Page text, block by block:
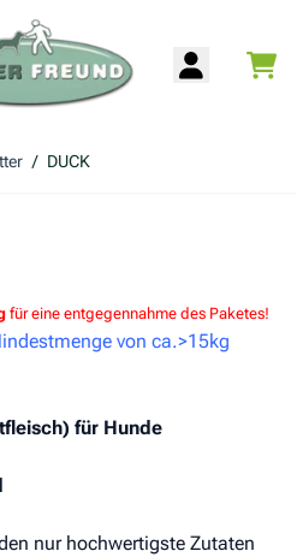
/ DUCK
für eine entgegennahme des Paketes!
von ca.>15kg
für Hunde
nur hochwertigste Zutaten